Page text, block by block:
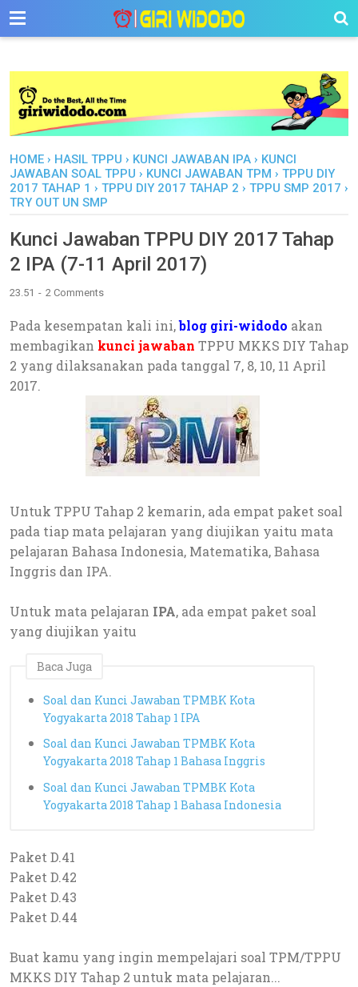
-->
HOME › HASIL TPPU › KUNCI JAWABAN IPA › KUNCI
JAWABAN SOAL TPPU › KUNCI JAWABAN TPM › TPPU DIY
2017 TAHAP 1 › TPPU DIY 2017 TAHAP 2 › TPPU SMP 2017 ›
TRY OUT UN SMP
Kunci Jawaban TPPU DIY 2017 Tahap
2 IPA (7-11 April 2017)
23.51 2 Comments
Pada kesempatan kali ini,blog giri-widodo akan
membagikan kunci jawaban TPPU MKKS DIY Tahap
2 yang dilaksanakan pada tanggal 7, 8, 10, 11 April
2017.
Untuk TPPU Tahap 2 kemarin, ada empat paket soal
pada tiap mata pelajaran yang diujikan yaitu mata
pelajaran Bahasa Indonesia, Matematika, Bahasa
Inggris dan IPA.
Untuk mata pelajaran IPA, ada empat paket soal
yang diujikan yaitu
Baca Juga
Soal dan Kunci Jawaban TPMBK Kota
Yogyakarta 2018 Tahap 1 IPA
Soal dan Kunci Jawaban TPMBK Kota
Yogyakarta 2018 Tahap 1 Bahasa Inggris
Soal dan Kunci Jawaban TPMBK Kota
Yogyakarta 2018 Tahap 1 Bahasa Indonesia
Paket D.41
Paket D.42
Paket D.43
Paket D.44
Buat kamu yang ingin mempelajari soal TPM/TPPU
MKKS DIY Tahap 2 untuk mata pelajaran...